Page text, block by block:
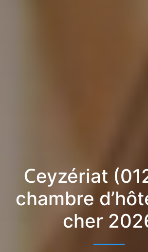
Ceyzériat
chambre
cher